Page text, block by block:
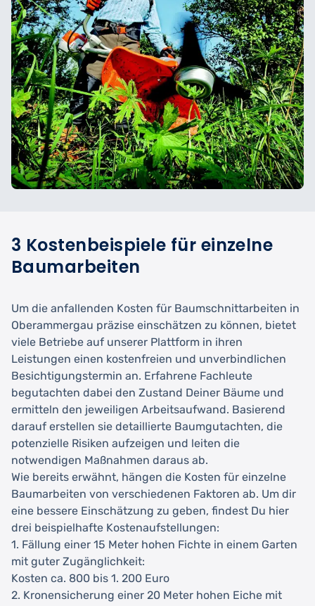
3 Kostenbeispiele für einzelne
Baumarbeiten
Um die anfallenden Kosten für Baumschnittarbeiten in
Oberammergau präzise einschätzen zu können, bietet
viele Betriebe auf unserer Plattform in ihren
Leistungen einen kostenfreien und unverbindlichen
Besichtigungstermin an. Erfahrene Fachleute
begutachten dabei den Zustand Deiner Bäume und
ermitteln den jeweiligen Arbeitsaufwand. Basierend
darauf erstellen sie detaillierte Baumgutachten, die
potenzielle Risiken aufzeigen und leiten die
notwendigen Maßnahmen daraus ab.
Wie bereits erwähnt, hängen die Kosten für einzelne
Baumarbeiten von verschiedenen Faktoren ab. Um dir
eine bessere Einschätzung zu geben, findest Du hier
drei beispielhafte Kostenaufstellungen:
1. Fällung einer 15 Meter hohen Fichte in einem Garten
mit guter Zugänglichkeit:
Kosten ca. 800 bis 1. 200 Euro
2. Kronensicherung einer 20 Meter hohen Eiche mit